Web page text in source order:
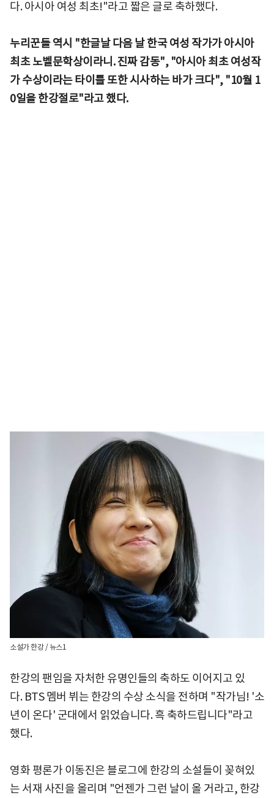
다. 아시아 여성 최초!"라고 짧은 글로 축하했다.
누리꾼들 역시 "한글날 다음 날 한국 여성 작가가 아시아
최초 노벨문학상이라니. 진짜 감동", "아시아 최초 여성작
가 수상이라는 타이틀 또한 시사하는 바가 크다", "10월 1
0일을 한강절로"라고 했다.
소설가 한강 / 뉴스1
한강의 팬임을 자처한 유명인들의 축하도 이어지고 있
다. BTS 멤버 뷔는 한강의 수상 소식을 전하며 "작가님! '소
년이 온다' 군대에서 읽었습니다. 흑 축하드립니다"라고
했다.
영화 평론가 이동진은 블로그에 한강의 소설들이 꽂혀있
는 서재 사진을 올리며 "언젠가 그런 날이 올 거라고, 한강